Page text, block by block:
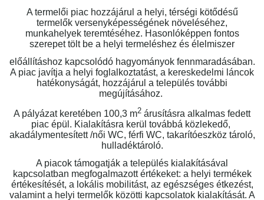
A termelői piac hozzájárul a helyi, térségi kötődésű
termelők versenyképességének növeléséhez,
munkahelyek teremtéséhez. Hasonlóképpen fontos
szerepet tölt be a helyi termeléshez és élelmiszer
előállításhoz kapcsolódó hagyományok fennmaradásában.
A piac javítja a helyi foglalkoztatást, a kereskedelmi láncok
hatékonyságát, hozzájárul a település további
megújításához.
A pályázat keretében 100,3 m2 árusításra alkalmas fedett
piac épül. Kialakításra kerül továbbá közlekedő,
akadálymentesített /női WC, férfi WC, takarítóeszköz tároló,
hulladéktároló.
A piacok támogatják a település kialakításával
kapcsolatban megfogalmazott értékeket: a helyi termékek
értékesítését, a lokális mobilitást, az egészséges étkezést,
valamint a helyi termelők közötti kapcsolatok kialakítását. A